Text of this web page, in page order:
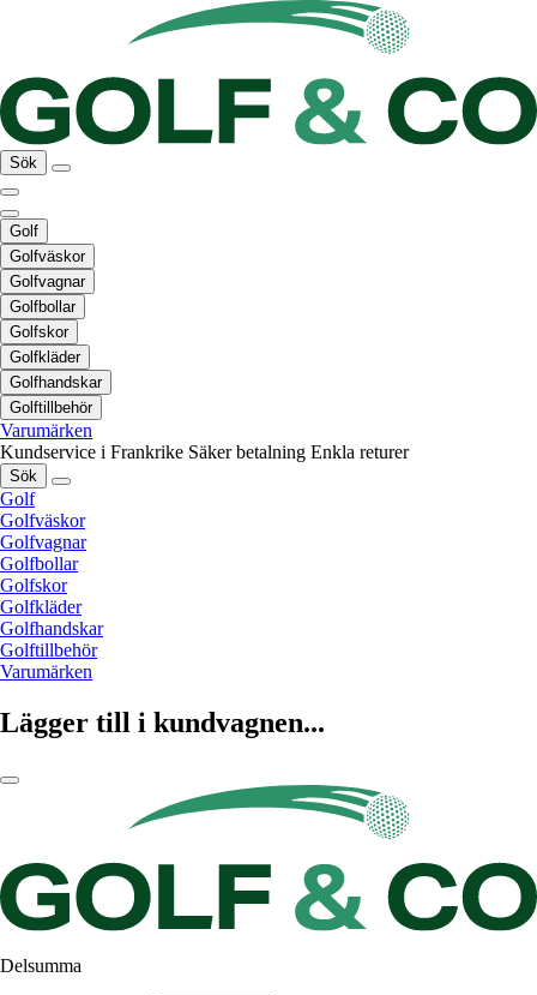
Sök
Golf
Golfväskor
Golfvagnar
Golfbollar
Golfskor
Golfkläder
Golfhandskar
Golftillbehör
Varumärken
Kundservice i Frankrike Säker betalning Enkla returer
Sök
Golf
Golfväskor
Golfvagnar
Golfbollar
Golfskor
Golfkläder
Golfhandskar
Golftillbehör
Varumärken
Lägger till i kundvagnen...
Delsumma